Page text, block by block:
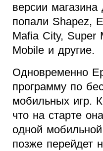
версии
попали Shapez,
Mafia City, Super
Mobile и другие.
Одновременно
программу по
мобильных игр.
что на старте
одной
позже перейдет